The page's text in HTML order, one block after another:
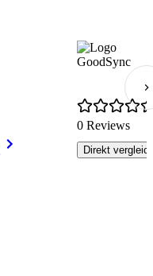
GoodSync
0 Reviews
Direkt